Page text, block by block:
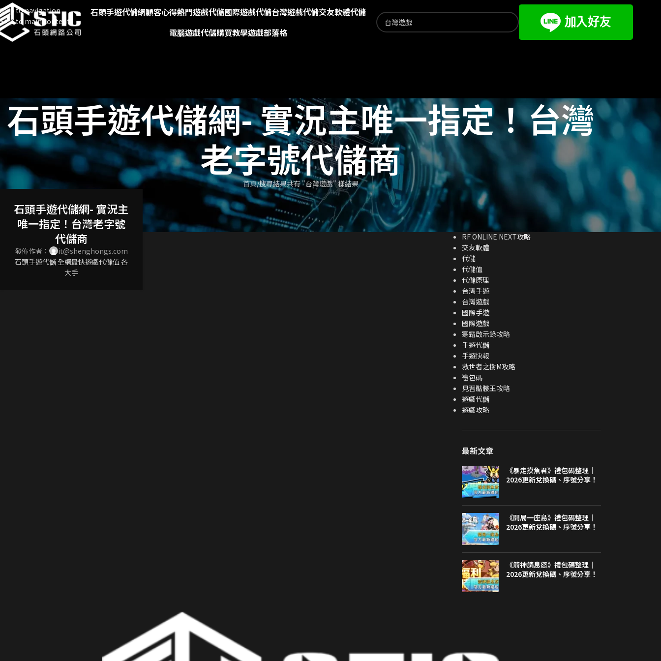
Skip to navigation
Skip to main content
石頭手遊代儲網顧客心得熱門遊戲代儲國際遊戲代儲台灣遊戲代儲交友軟體代儲
電腦遊戲代儲購買教學遊戲部落格
石頭手遊代儲網- 實況主唯一指定！台灣
老字號代儲商
首頁 搜尋結果共有 "台灣遊戲" 樣結果
石頭手遊代儲網- 實況主
唯一指定！台灣老字號
代儲商
發佈作者：
it@shenghongs.com
石頭手遊代儲 全網最快遊戲代儲值 各
大手
文章分類
mycard 代儲
mycard代儲
RF ONLINE NEXT攻略
交友軟體
代儲
代儲值
代儲原理
台灣手遊
台灣遊戲
國際手遊
國際遊戲
寒霜啟示錄攻略
手遊代儲
手遊快報
救世者之樹M攻略
禮包碼
見習骷髏王攻略
遊戲代儲
遊戲攻略
最新文章
《暴走摸魚君》禮包碼整理｜
2026更新兌換碼、序號分享！
《開局一座島》禮包碼整理｜
2026更新兌換碼、序號分享！
《箭神請息怒》禮包碼整理｜
2026更新兌換碼、序號分享！